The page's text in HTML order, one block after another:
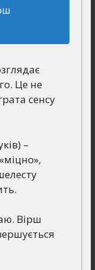
Це не
сенсу
–
Вірш